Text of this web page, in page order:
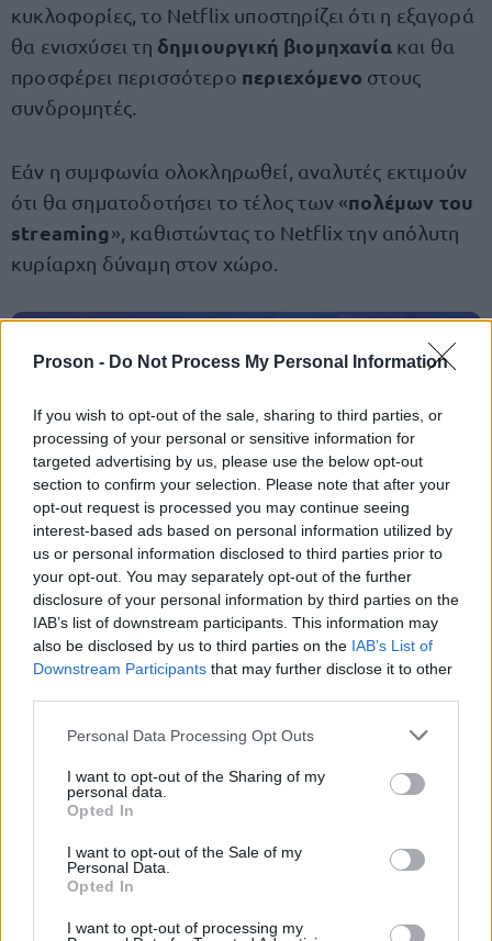
Proson - Do Not Process My Personal Information
If you wish to opt-out of the sale, sharing to third parties, or
processing of your personal or sensitive information for
targeted advertising by us, please use the below opt-out
section to confirm your selection. Please note that after your
opt-out request is processed you may continue seeing
interest-based ads based on personal information utilized by
us or personal information disclosed to third parties prior to
your opt-out. You may separately opt-out of the further
disclosure of your personal information by third parties on the
IAB’s list of downstream participants. This information may
also be disclosed by us to third parties on the IAB’s List of
Downstream Participants that may further disclose it to other
Please note that this website/app uses one or more Google
not limited to your visit or usage behaviour. You may click to
grant or deny consent to Google and its third-party tags to
use your data for below specified purposes in below Google
consent section.
Personal Data Processing Opt Outs
I want to opt-out of the Sharing of my
personal data.
Opted In
I want to opt-out of the Sale of my
Personal Data.
Opted In
I want to opt-out of processing my
κυκλοφορίες, το Netflix υποστηρίζει ότι η εξαγορά
θα ενισχύσει τη δημιουργική βιομηχανία και θα
προσφέρει περισσότερο περιεχόμενο στους
συνδρομητές.
Εάν η συμφωνία ολοκληρωθεί, αναλυτές εκτιμούν
ότι θα σηματοδοτήσει το τέλος των «πολέμων του
streaming», καθιστώντας το Netflix την απόλυτη
κυρίαρχη δύναμη στον χώρο.
ΑΣΕΠ: Πιστοποίηση Αγγλικών σε
ΑΣΕΠ: Εξ αποστάσεως η πιο Εύκολη
Πιστοποίηση Υπολογιστών σε 2
μέρες
Μάθε πρώτος όλες τις σημαντικές
ειδήσεις.
Βάλε το proson.gr στα αποτελέσματα